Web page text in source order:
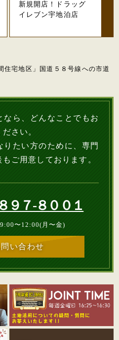
新規開店！ドラッグ
イレブン宇地泊店
住宅地区」国道５８号線への市道
なら、どんなことでもお
さい。
りたい方のために、専門
ご用意しております。
９７-８００１
〜12:00(月〜金)
い合わせ